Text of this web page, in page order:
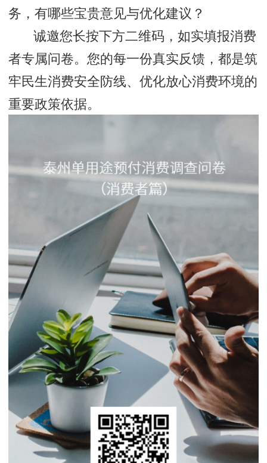
务，有哪些宝贵意见与优化建议？
诚邀您长按下方二维码，如实填报消费
者专属问卷。您的每一份真实反馈，都是筑
牢民生消费安全防线、优化放心消费环境的
重要政策依据。